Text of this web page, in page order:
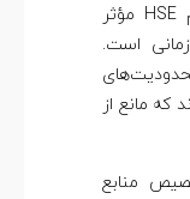
توضیح: پیاده‌سازی یک سیستم HSE مؤثر
زمانی است.
که مانع از
منابع